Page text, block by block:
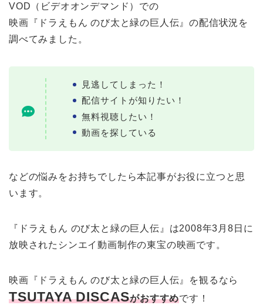
VOD（ビデオオンデマンド）での
映画『ドラえもん のび太と緑の巨人伝』の配信状況を
調べてみました。
見逃してしまった！
配信サイトが知りたい！
無料視聴したい！
動画を探している
などの悩みをお持ちでしたら本記事がお役に立つと思
います。
『ドラえもん のび太と緑の巨人伝』は2008年3月8日に
放映されたシンエイ動画制作の東宝の映画です。
映画『ドラえもん のび太と緑の巨人伝』を観るなら
TSUTAYA DISCASがおすすめです！